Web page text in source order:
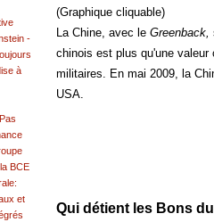
(Graphique cliquable)
La Chine, avec le Greenback,
chinois est plus qu'une valeur
militaires. En mai 2009, la
USA.
Qui détient les Bons
-
à
BCE
et